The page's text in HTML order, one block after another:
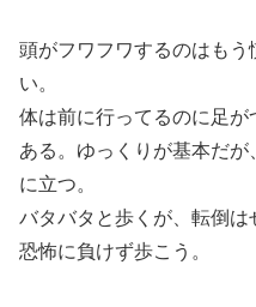
頭がフワフワするのはも
い。
体は前に行ってるのに足が
ある。ゆっくりが基本だ
に立つ。
バタバタと歩くが、転倒は
恐怖に負けず歩こう。